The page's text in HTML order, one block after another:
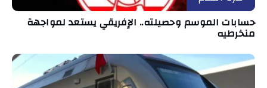
حسابات الموسم وحصيلته.. الإفريقي يستعد لمواجهة
منخرطيه